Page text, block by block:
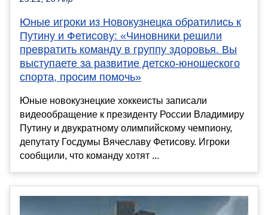
Юные игроки из Новокузнецка обратились к
Путину и Фетисову: «Чиновники решили
превратить команду в группу здоровья. Вы
выступаете за развитие детско-юношеского
спорта, просим помочь»
Юные новокузнецкие хоккеисты записали
видеообращение к президенту России Владимиру
Путину и двукратному олимпийскому чемпиону,
депутату Госдумы Вячеславу Фетисову. Игроки
сообщили, что команду хотят ...